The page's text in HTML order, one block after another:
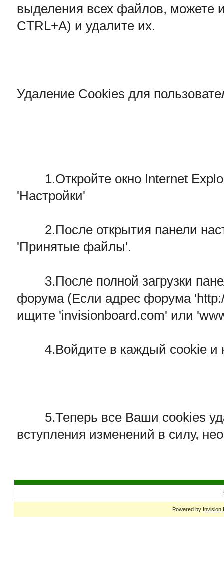
выделения всех файлов, можете
CTRL+A) и удалите их.
Удаление Cookies для
1.Откройте окно Internet
'Настройки'
2.После открытия панели
'Принятые файлы'.
3.После полной загрузки
форума (Если адрес форума
ищите 'invisionboard.com' или
4.Войдите в каждый cookie и
5.Теперь все Ваши cookies
вступления изменений в силу,
Powered by Invision